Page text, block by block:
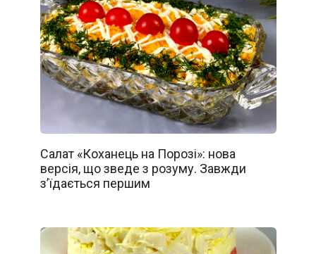
Салат «Коханець на Порозі»: нова
версія, що зведе з розуму. Завжди
з’їдається першим